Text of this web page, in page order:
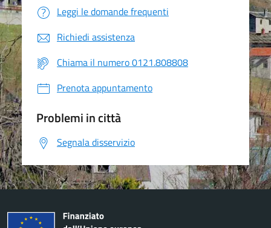
Leggi le domande frequenti
Richiedi assistenza
Chiama il numero 0121.808808
Prenota appuntamento
Problemi in città
Segnala disservizio